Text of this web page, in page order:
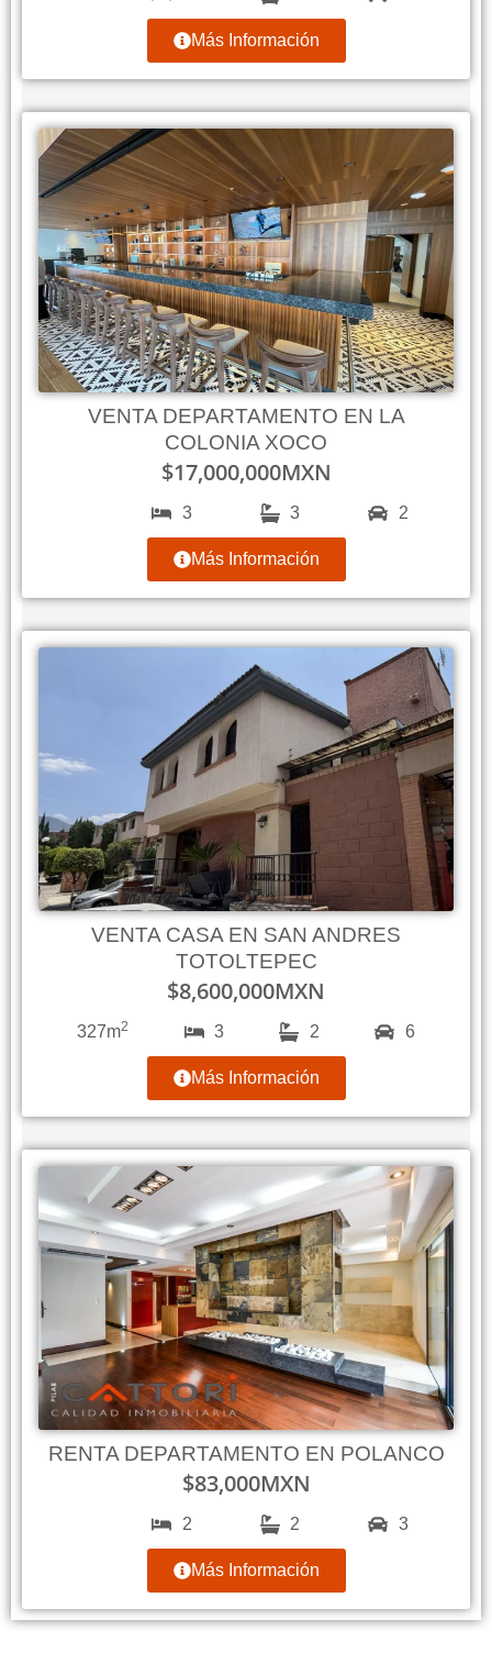
Más Información
VENTA DEPARTAMENTO EN LA
COLONIA XOCO
$17,000,000MXN
3 3 2
Más Información
VENTA CASA EN SAN ANDRES
TOTOLTEPEC
$8,600,000MXN
327m2 3 2 6
Más Información
RENTA DEPARTAMENTO EN POLANCO
$83,000MXN
2 2 3
Más Información